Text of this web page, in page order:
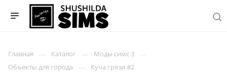
Главная Каталог
Моды симс 3
Объекты для города
Куча грязи #2